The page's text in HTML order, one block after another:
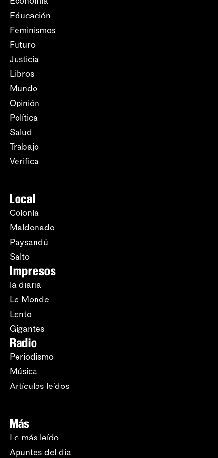
Educación
Feminismos
Futuro
Justicia
Libros
Mundo
Opinión
Política
Salud
Trabajo
Verifica
Local
Colonia
Maldonado
Paysandú
Salto
Impresos
la diaria
Le Monde
Lento
Gigantes
Radio
Periodismo
Música
Artículos leídos
Más
Lo más leído
Apuntes del día